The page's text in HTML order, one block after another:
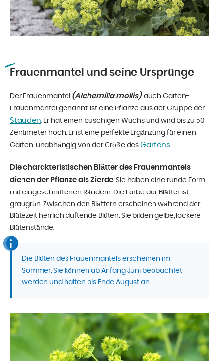
Frauenmantel und seine Ursprünge
Der Frauenmantel (Alchemilla mollis), auch Garten-
Frauenmantel genannt, ist eine Pflanze aus der Gruppe der
Stauden. Er hat einen buschigen Wuchs und wird bis zu 50
Zentimeter hoch. Er ist eine perfekte Ergänzung für einen
Garten, unabhängig von der Größe des Gartens.
Die charakteristischen Blätter des Frauenmantels
dienen der Pflanze als Zierde. Sie haben eine runde Form
mit eingeschnittenen Rändern. Die Farbe der Blätter ist
graugrün. Zwischen den Blättern erscheinen während der
Blütezeit herrlich duftende Blüten. Sie bilden gelbe, lockere
Blütenstände.
Die Blüten des Frauenmantels erscheinen im
Sommer. Sie können ab Anfang Juni beobachtet
werden und halten bis Ende August an.